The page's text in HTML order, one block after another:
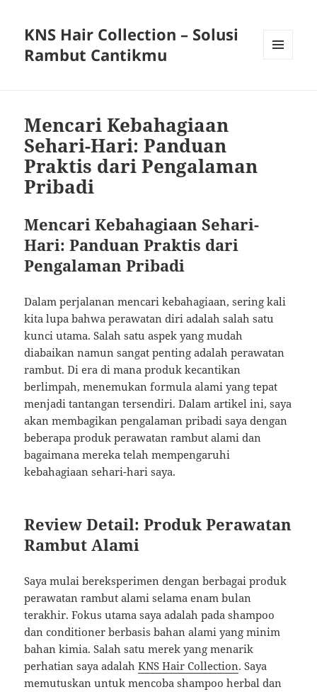
KNS Hair Collection – Solusi
Rambut Cantikmu
Mencari Kebahagiaan
Sehari-Hari: Panduan
Praktis dari Pengalaman
Pribadi
Mencari Kebahagiaan Sehari-
Hari: Panduan Praktis dari
Pengalaman Pribadi
Dalam perjalanan mencari kebahagiaan, sering kali
kita lupa bahwa perawatan diri adalah salah satu
kunci utama. Salah satu aspek yang mudah
diabaikan namun sangat penting adalah perawatan
rambut. Di era di mana produk kecantikan
berlimpah, menemukan formula alami yang tepat
menjadi tantangan tersendiri. Dalam artikel ini, saya
akan membagikan pengalaman pribadi saya dengan
beberapa produk perawatan rambut alami dan
bagaimana mereka telah mempengaruhi
kebahagiaan sehari-hari saya.
Review Detail: Produk Perawatan
Rambut Alami
Saya mulai bereksperimen dengan berbagai produk
perawatan rambut alami selama enam bulan
terakhir. Fokus utama saya adalah pada shampoo
dan conditioner berbasis bahan alami yang minim
bahan kimia. Salah satu merek yang menarik
perhatian saya adalahKNS Hair Collection. Saya
memutuskan untuk mencoba shampoo herbal dan